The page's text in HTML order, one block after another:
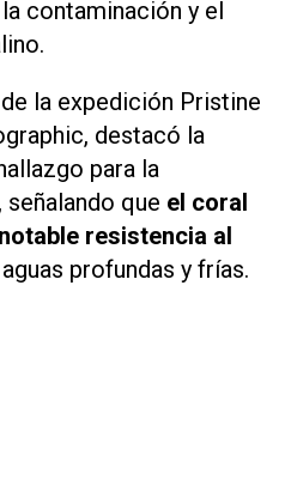
contaminación y el
la expedición Pristine
destacó la
para la
que el coral
resistencia al
profundas y frías.